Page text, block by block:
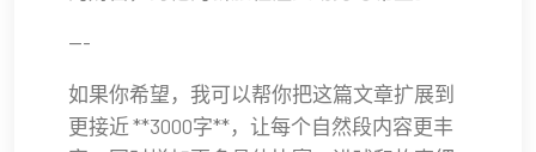
---
如果你希望，我可以帮你把这篇文章扩展到
更接近 **3000字**，让每个自然段内容更丰